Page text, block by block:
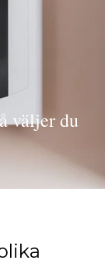
väljer du